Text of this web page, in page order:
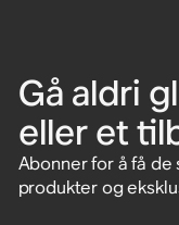
Gå aldri
eller et
Abonner for å få
produkter og